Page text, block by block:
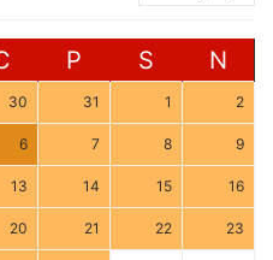
P S N
30 31 1 2
6 7 8 9
13 14 15 16
20 21 22 23